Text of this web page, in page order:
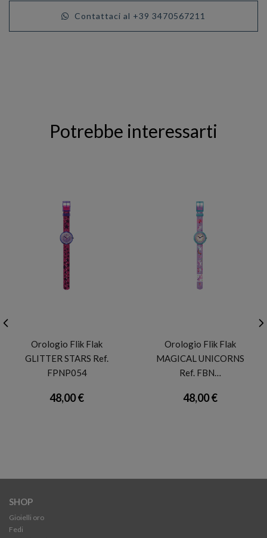
Contattaci al +39 3470567211
Potrebbe interessarti
Orologio Flik Flak
GLITTER STARS Ref.
FPNP054
48,00 €
Orologio Flik Flak
MAGICAL UNICORNS
Ref. FBN…
48,00 €
SHOP
Gioielli oro
Fedi